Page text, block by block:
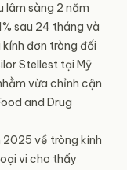
lâm sàng 2 năm
sau 24 tháng và
đơn tròng đối
Stellest tại Mỹ
vừa chỉnh cận
and Drug
về tròng kính
vi cho thấy